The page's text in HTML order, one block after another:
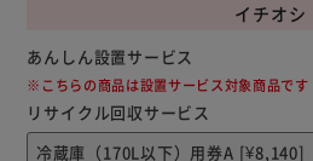
イチオシ
あんしん設置サービス
※こちらの商品は設置サービス対象商品です
リサイクル回収サービス